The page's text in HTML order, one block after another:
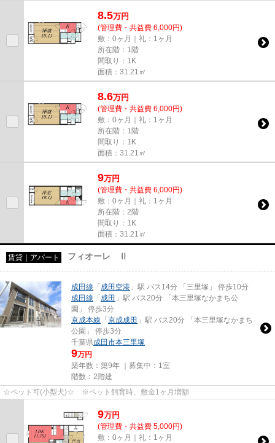
8.5万円
(管理費・共益費 6,000円)
敷：0ヶ月｜礼：1ヶ月
所在階：1階
間取り：1K
面積：31.21㎡
8.6万円
(管理費・共益費 6,000円)
敷：0ヶ月｜礼：1ヶ月
所在階：1階
間取り：1K
面積：31.21㎡
9万円
(管理費・共益費 6,000円)
敷：0ヶ月｜礼：1ヶ月
所在階：2階
間取り：1K
面積：31.21㎡
賃貸｜アパート フィオーレ Ⅱ
成田線 「成田空港 」駅 バス14分 「三里塚」 停歩10分
成田線 「成田 」駅 バス20分 「本三里塚なかまち公
園」 停歩3分
京成本線 「京成成田 」駅 バス20分 「本三里塚なかまち
公園」 停歩3分
千葉県成田市本三里塚
9万円
築年数：築9年 ｜募集中： 1室
階数：2階建
☆ペット可(小型犬)☆ ※ペット飼育時、敷金1ヶ月増額
9万円
(管理費・共益費 5,000円)
敷：0ヶ月｜礼：1ヶ月